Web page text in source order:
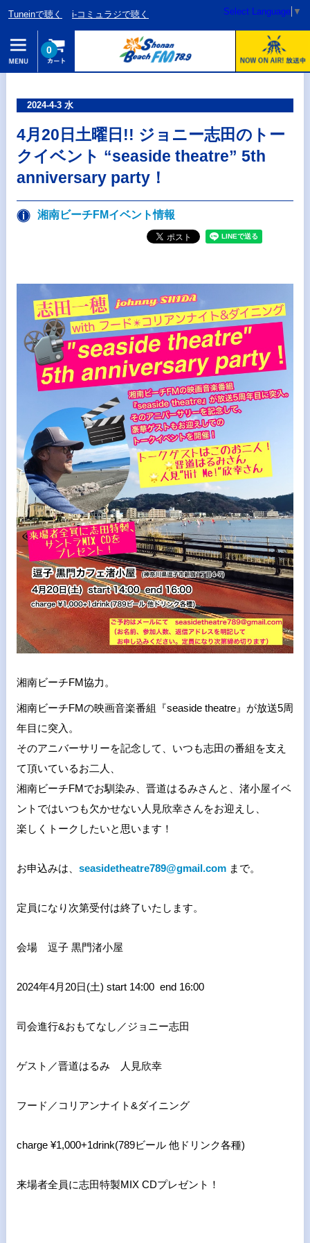
Tuneinで聴く i-コミュラジで聴く Select Language ▼
0
2024-4-3 水
4月20日土曜日!! ジョニー志田のトー
クイベント “seaside theatre” 5th
anniversary party！
湘南ビーチFMイベント情報
湘南ビーチFM協力。
湘南ビーチFMの映画音楽番組『seaside theatre』が放送5周
年目に突入。
そのアニバーサリーを記念して、 いつも志田の番組を支え
て頂いているお二人、
湘南ビーチFMでお馴染み、晋道はるみさんと、 渚小屋イベ
ントではいつも欠かせない人見欣幸さんをお迎えし、
楽しくトークしたいと思います！
お申込みは、 seasidetheatre789@gmail.comまで。
定員になり次第受付は終了いたします。
会場 逗子 黒門渚小屋
2024年4月20日(土) start 14:00 end 16:00
司会進行&おもてなし／ジョニー志田
ゲスト／晋道はるみ 人見欣幸
フード／コリアンナイト&ダイニング
charge ¥1,000+1drink(789ビール 他ドリンク各種)
来場者全員に志田特製MIX CDプレゼント！